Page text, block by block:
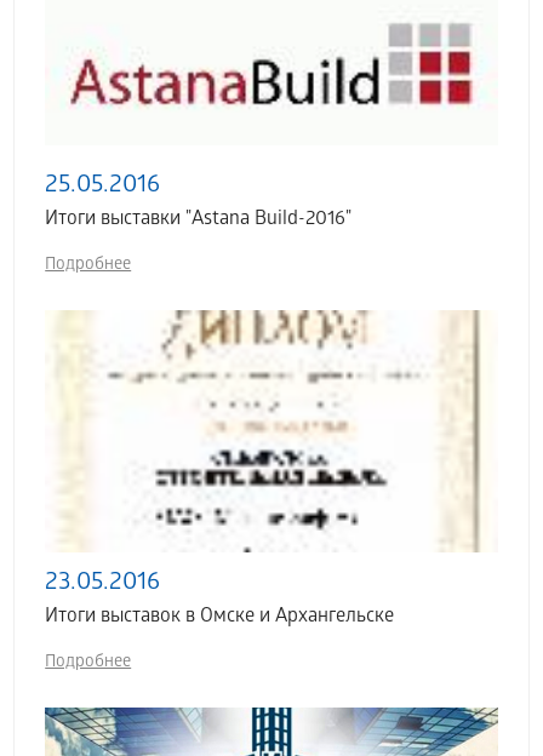
25.05.2016
Итоги выставки "Astana Build-2016"
Подробнее
23.05.2016
Итоги выставок в Омске и Архангельске
Подробнее